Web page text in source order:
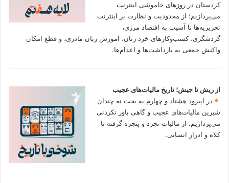
کردستان در روزهای خاموشی اینترنت
می‌پردازیم؛ از محدودیت و نظارت بر اینترنت
تحریریه‌ها تا آسیب به اقتصاد مرزی،
گردشگری، کسب‌وکارهای خرد زنان، آموزش زبان مادری، و قطع امکان
واکنش جمعی به بازداشت‌ها و اعدام‌ها.
از ریش تا جیش؛ تاریخ مالیات‌های عجیب
در اپیزود هشتاد و چهارم به بحث نه چندان
شیرین مالیات‌های عجیب و گاهی باور نکردنی‌
می‌پردازیم. از مالیات تجرد و پنجره گرفته تا
کلاه و ادرار انسانی.